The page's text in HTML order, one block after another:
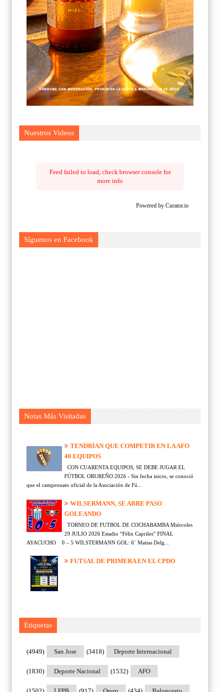
Nuestros Videos
Feed failed to load, check browser console for
more info
Powered by Curator.io
Síguenos en Facebook
Notas Más Visitadas
TENDRÍAN QUE COMPETIR EN LA AFO
40 EQUIPOS
CON CUARENTA EQUIPOS, SE DEBE JUGAR EL
FÚTBOL ORUREÑO 2026 - Sin fecha inicio, se conoció
que el campeonato oficial de la Asociación de Fú...
WILSERMANN, SE ABRE PASO
GOLEANDO
TORNEO DE FUTBOL DE COCHABAMBA Miércoles
29 JULIO 2026 Estadio “Félix Capriles” FINAL
AYACUCHO 0 – 5 WILSTERMANN GOL: 6´ Matias Delg...
FUTSAL DE PRIMERA EN EL CPDO
Etiquetas
San Jose
(4949) Deporte Internacional
(3418)
Deporte Nacional
(1830) AFO
(1532)